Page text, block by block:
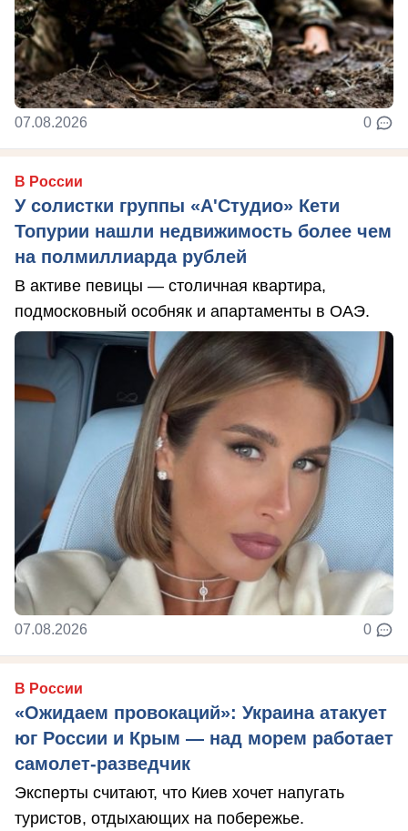
07.08.2026 0
В России
У солистки группы «А'Студио» Кети
Топурии нашли недвижимость более чем
на полмиллиарда рублей
В активе певицы — столичная квартира,
подмосковный особняк и апартаменты в ОАЭ.
07.08.2026 0
В России
«Ожидаем провокаций»: Украина атакует
юг России и Крым — над морем работает
самолет-разведчик
Эксперты считают, что Киев хочет напугать
туристов, отдыхающих на побережье.